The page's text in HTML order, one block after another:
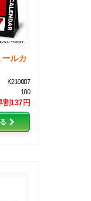
ルカ
K210007
100
割137円